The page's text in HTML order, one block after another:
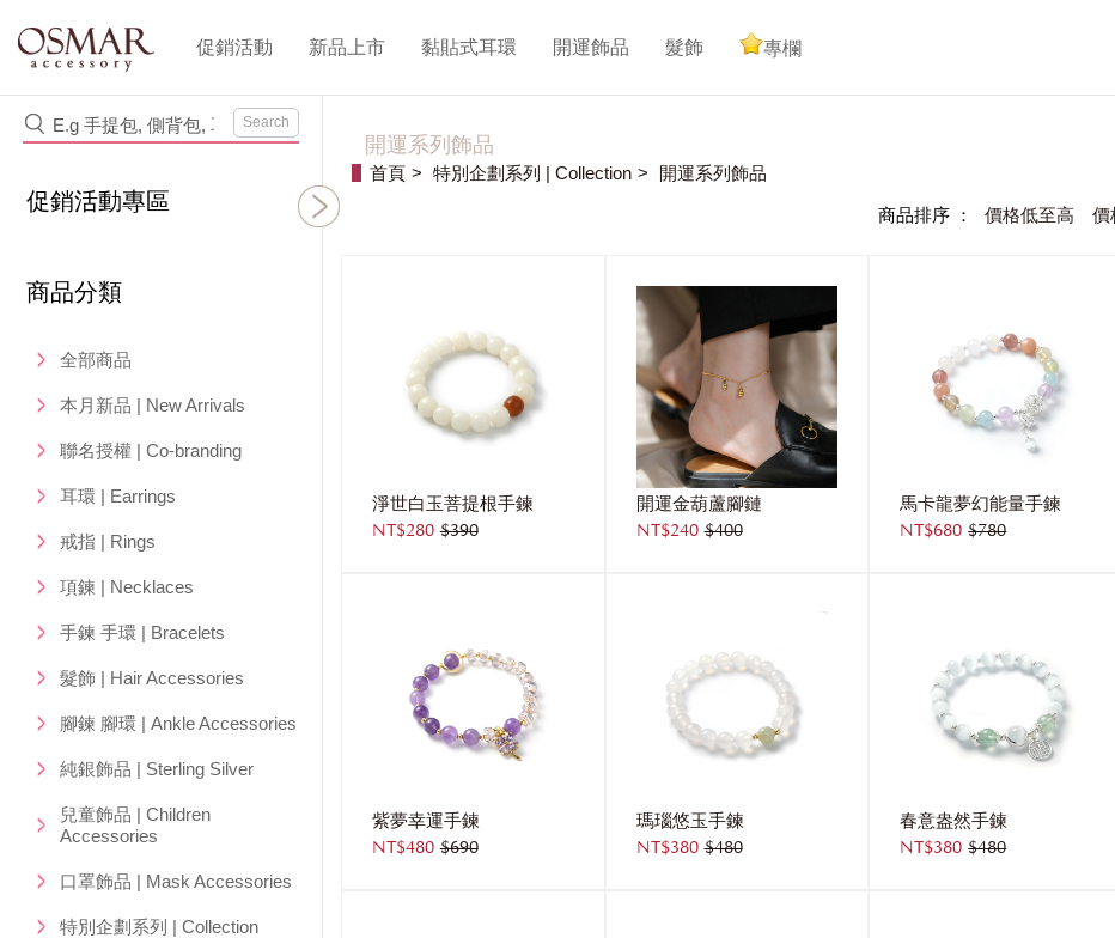
促銷活動 新品上市 黏貼式耳環 開運飾品 髮飾 專欄
Search
促銷活動專區
商品分類
全部商品
本月新品 | New Arrivals
聯名授權 | Co-branding
耳環 | Earrings
戒指 | Rings
項鍊 | Necklaces
手鍊 手環 | Bracelets
髮飾 | Hair Accessories
腳鍊 腳環 | Ankle Accessories
純銀飾品 | Sterling Silver
兒童飾品 | Children
Accessories
口罩飾品 | Mask Accessories
特別企劃系列 | Collection
開運系列飾品
首頁 特別企劃系列 | Collection 開運系列飾品
價格低至高 價
商品排序 ：
淨世白玉菩提根手鍊
NT$280 $390
開運金葫蘆腳鏈
NT$240 $400
馬卡龍夢幻能量手鍊
NT$680 $780
紫夢幸運手鍊
NT$480 $690
瑪瑙悠玉手鍊
NT$380 $480
春意盎然手鍊
NT$380 $480